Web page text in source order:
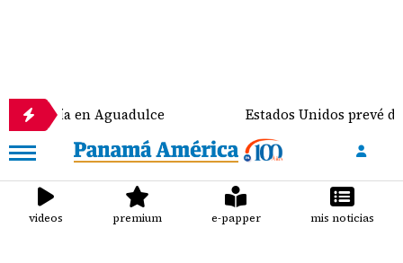
en Aguadulce Estados Unidos prevé
videos premium e-papper mis noticias